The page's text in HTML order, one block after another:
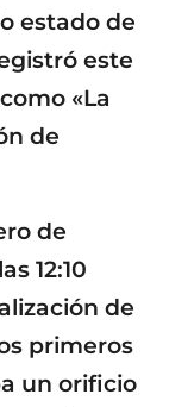
estado de
este
«La
de
de
12:10
de
primeros
un orificio